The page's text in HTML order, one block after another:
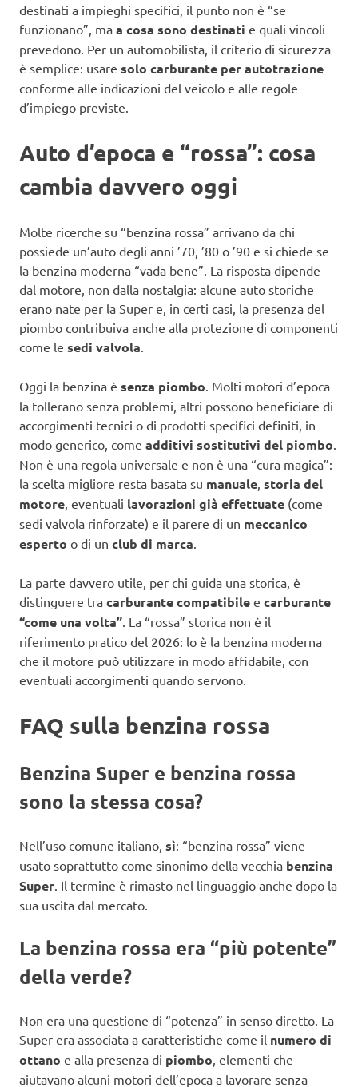
destinati a impieghi specifici, il punto non è “se
funzionano”, ma a cosa sono destinati e quali vincoli
prevedono. Per un automobilista, il criterio di sicurezza
è semplice: usare solo carburante per autotrazione
conforme alle indicazioni del veicolo e alle regole
d’impiego previste.
Auto d’epoca e “rossa”: cosa
cambia davvero oggi
Molte ricerche su “benzina rossa” arrivano da chi
possiede un’auto degli anni ’70, ’80 o ’90 e si chiede se
la benzina moderna “vada bene”. La risposta dipende
dal motore, non dalla nostalgia: alcune auto storiche
erano nate per la Super e, in certi casi, la presenza del
piombo contribuiva anche alla protezione di componenti
come le sedi valvola
Oggi la benzina è senza piombo . Molti motori d’epoca
la tollerano senza problemi, altri possono beneficiare di
accorgimenti tecnici o di prodotti specifici definiti, in
modo generico, come additivi sostitutivi del piombo
Non è una regola universale e non è una “cura magica”:
la scelta migliore resta basata su manuale storia del
motore , eventuali lavorazioni già effettuate (come
sedi valvola rinforzate) e il parere di un meccanico
esperto o di un club di marca
La parte davvero utile, per chi guida una storica, è
distinguere tra carburante compatibile e carburante
“come una volta” . La “rossa” storica non è il
riferimento pratico del 2026: lo è la benzina moderna
che il motore può utilizzare in modo affidabile, con
eventuali accorgimenti quando servono.
FAQ sulla benzina rossa
Benzina Super e benzina rossa
sono la stessa cosa?
Nell’uso comune italiano, sì: “benzina rossa” viene
usato soprattutto come sinonimo della vecchia benzina
Super . Il termine è rimasto nel linguaggio anche dopo la
sua uscita dal mercato.
La benzina rossa era “più potente”
della verde?
Non era una questione di “potenza” in senso diretto. La
Super era associata a caratteristiche come il numero di
ottano e alla presenza di piombo , elementi che
aiutavano alcuni motori dell’epoca a lavorare senza